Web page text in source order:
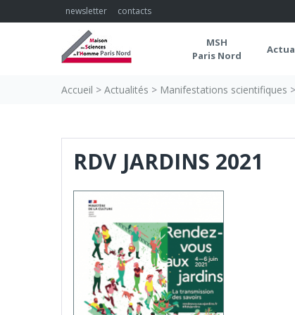
to
newsletter contacts
MSH
Paris Nord
Accueil > Actualités > Manifestations scientifiques >
RDV JARDINS 2021